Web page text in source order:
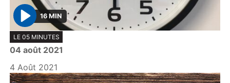
P
l
a
y
16 MIN
LE 05 MINUTES
04 août 2021
4 Août 2021